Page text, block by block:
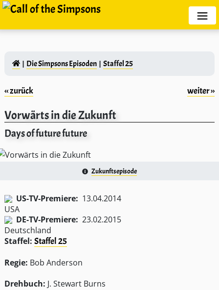
Die Simpsons Episoden Staffel 25
‹‹ zurück weiter ››
Vorwärts in die Zukunft
Days of future future
Zukunftsepisode
US-TV-Premiere: 13.04.2014
DE-TV-Premiere: 23.02.2015
Staffel: Staffel 25
Regie: Bob Anderson
Drehbuch: J. Stewart Burns